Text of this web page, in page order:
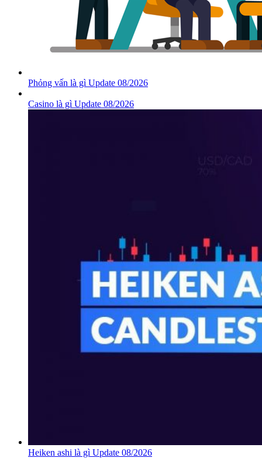
Phỏng vấn là gì Update 08/2026
Casino là gì Update 08/2026
Heiken ashi là gì Update 08/2026